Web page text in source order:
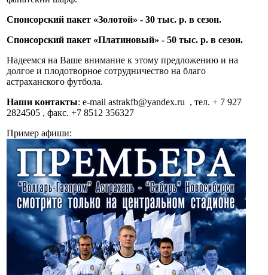
Спонсорский пакет «Золотой» - 30 тыс. р. в сезон.
Спонсорский пакет «Платиновый» - 50 тыс. р. в сезон.
Надеемся на Ваше внимание к этому предложению и на
долгое и плодотворное сотрудничество на благо
астраханского футбола.
Наши контакты: e-mail astrakfb@yandex.ru , тел. + 7 927
2824505 , факс. +7 8512 356327
Пример афиши: